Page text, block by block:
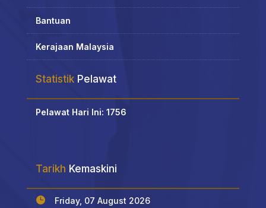
Bantuan
Kerajaan Malaysia
Statistik Pelawat
Pelawat Hari Ini: 1756
Tarikh Kemaskini
 Friday, 07 August 2026